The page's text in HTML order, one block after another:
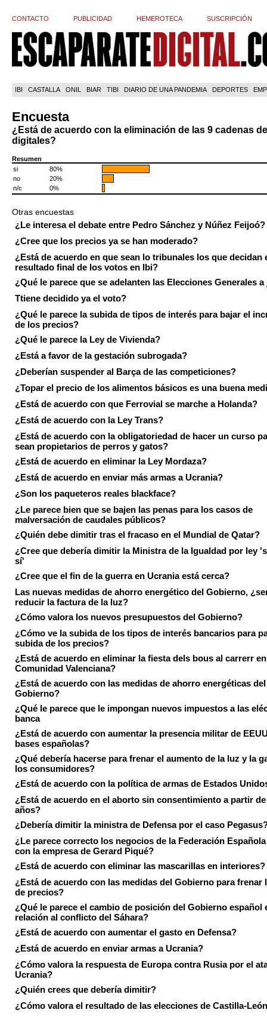
CONTACTO PUBLICIDAD HEMEROTECA SUSCRIPCIÓN
IBI CASTALLA ONIL BIAR TIBI DIARIO DE UNA PANDEMIA DEPORTES
Encuesta
¿Está de acuerdo con la eliminación de las 9 cadenas
digitales?
Resumen
si
80%
no
20%
n/c
0%
Otras encuestas
¿Le interesa el debate entre Pedro Sánchez y Núñez Feijoó?
¿Cree que los precios ya se han moderado?
¿Está de acuerdo en que sean lo tribunales los que decidan
resultado final de los votos en Ibi?
¿Qué le parece que se adelanten las Elecciones Generales
Ttiene decidido ya el voto?
¿Qué le parece la subida de tipos de interés para bajar el
de los precios?
¿Qué le parece la Ley de Vivienda?
¿Está a favor de la gestación subrogada?
¿Deberían suspender al Barça de las competiciones?
¿Topar el precio de los alimentos básicos es una buena
¿Está de acuerdo con que Ferrovial se marche a Holanda?
¿Está de acuerdo con la Ley Trans?
¿Está de acuerdo con la obligatoriedad de hacer un curso
sean propietarios de perros y gatos?
¿Está de acuerdo en eliminar la Ley Mordaza?
¿Está de acuerdo en enviar más armas a Ucrania?
¿Son los paqueteros reales blackface?
¿Le parece bien que se bajen las penas para los casos de
malversación de caudales públicos?
¿Quién debe dimitir tras el fracaso en el Mundial de Qatar?
¿Cree que debería dimitir la Ministra de la Igualdad por ley
sí'
¿Cree que el fin de la guerra en Ucrania está cerca?
Las nuevas medidas de ahorro energético del Gobierno,
reducir la factura de la luz?
¿Cómo valora los nuevos presupuestos del Gobierno?
¿Cómo ve la subida de los tipos de interés bancarios para
subida de los precios?
¿Está de acuerdo en eliminar la fiesta dels bous al carrerr
Comunidad Valenciana?
¿Está de acuerdo con las medidas de ahorro energéticas del
Gobierno?
¿Qué le parece que le impongan nuevos impuestos a las
banca
¿Está de acuerdo con aumentar la presencia militar de
bases españolas?
¿Qué debería hacerse para frenar el aumento de la luz y la
los consumidores?
¿Está de acuerdo con la política de armas de Estados
¿Está de acuerdo en el aborto sin consentimiento a partir
años?
¿Debería dimitir la ministra de Defensa por el caso
¿Le parece correcto los negocios de la Federación
con la empresa de Gerard Piqué?
¿Está de acuerdo con eliminar las mascarillas en interiores?
¿Está de acuerdo con las medidas del Gobierno para frenar
de precios?
¿Qué le parece el cambio de posición del Gobierno español
relación al conflicto del Sáhara?
¿Está de acuerdo con aumentar el gasto en Defensa?
¿Está de acuerdo en enviar armas a Ucrania?
¿Cómo valora la respuesta de Europa contra Rusia por el
Ucrania?
¿Quién crees que debería dimitir?
¿Cómo valora el resultado de las elecciones de Castilla-